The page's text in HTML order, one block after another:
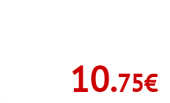
10.75€